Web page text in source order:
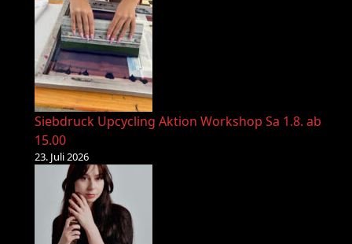
Siebdruck Upcycling Aktion Workshop Sa 1.8. ab
15.00
23. Juli 2026